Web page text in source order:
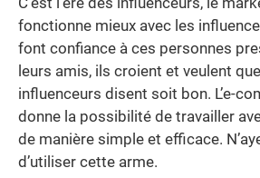
C’est l’ère des influenceurs, le
fonctionne mieux avec les
font confiance à ces personnes
leurs amis, ils croient et veulent
influenceurs disent soit bon. L’e-
donne la possibilité de travailler
de manière simple et efficace.
d’utiliser cette arme.